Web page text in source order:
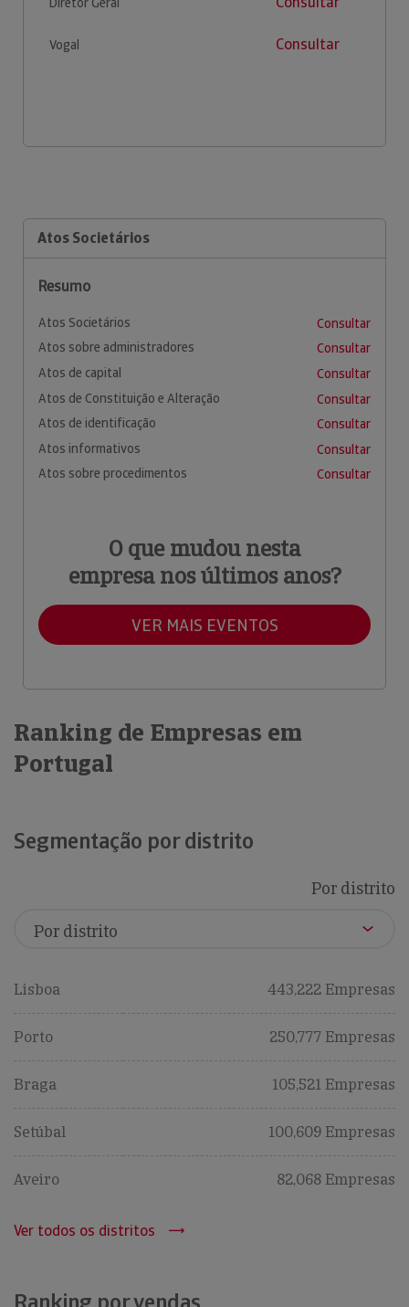
Vogal Consultar
Atos Societários
Resumo
Atos Societários
Consultar
Atos sobre administradores
Consultar
Atos de capital
Consultar
Atos de Constituição e Alteração
Consultar
Atos de identificação
Consultar
Atos informativos
Consultar
Atos sobre procedimentos
Consultar
O que mudou nesta
empresa nos últimos anos?
VER MAIS EVENTOS
Ranking de Empresas em
Portugal
Segmentação por distrito
Por distrito
Lisboa 443,222 Empresas
Porto 250,777 Empresas
Braga 105,521 Empresas
Setúbal 100,609 Empresas
Aveiro 82,068 Empresas
Ver todos os distritos